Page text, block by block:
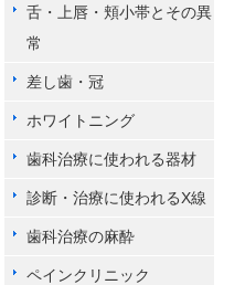
舌・上唇・頬小帯とその異
常
差し歯・冠
ホワイトニング
歯科治療に使われる器材
診断・治療に使われるX線
歯科治療の麻酔
ペインクリニック